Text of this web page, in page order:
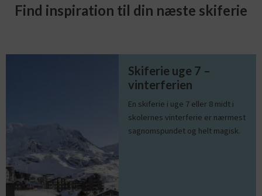
Find inspiration til din næste skiferie
Skiferie uge 7 –
vinterferien
En skiferie i uge 7 eller 8 midt i
skolernes vinterferie er nærmest
sagnomspundet og helt magisk.